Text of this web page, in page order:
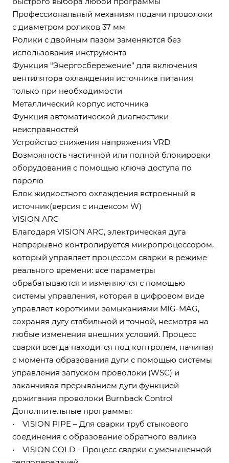
Профессиональный механизм подачи проволоки
с диаметром роликов 37 мм
Ролики с двойным пазом заменяются без
использования инструмента
Функция “Энергосбережение” для включения
вентилятора охлаждения источника питания
только при необходимости
Металлический корпус источника
Функция автоматической диагностики
неисправностей
Устройство снижения напряжения VRD
Возможность частичной или полной блокировки
оборудования с помощью ключа доступа по
паролю
Блок жидкостного охлаждения встроенный в
источник(версия с индексом W)
VISION ARC
Благодаря VISION ARC, электрическая дуга
непрерывно контролируется микропроцессором,
который управляет процессом сварки в режиме
реального времени: все параметры
обрабатываются и изменяются с помощью
системы управления, которая в цифровом виде
управляет короткими замыканиями MIG-MAG,
сохраняя дугу стабильной и точной, несмотря на
любые изменения внешних условий. Процесс
сварки всегда находится под контролем, начиная
с момента образования дуги с помощью системы
управления запуском проволоки (WSC) и
заканчивая прерыванием дуги функцией
дожигания проволоки Burnback Control
Дополнительные программы:
• VISION PIPE – Для сварки труб стыкового
соединения с образование обратного валика
• VISION COLD - Процесс сварки с уменьшенной